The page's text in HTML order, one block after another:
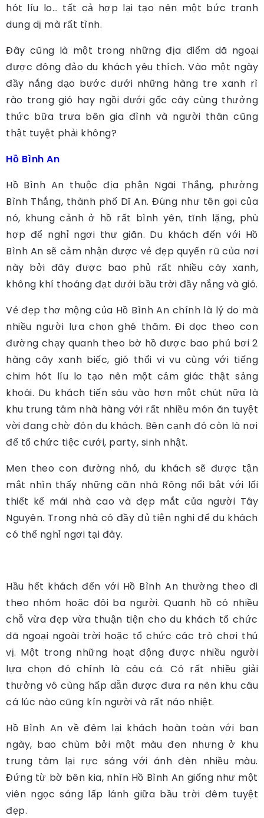
hót líu lo… tất cả hợp lại tạo nên một bức tranh
dung dị mà rất tình.
Đây cũng là một trong những địa điểm dã ngoại
được đông đảo du khách yêu thích. Vào một ngày
đầy nắng dạo bước dưới những hàng tre xanh rì
rào trong gió hay ngồi dưới gốc cây cùng thưởng
thức bữa trưa bên gia đình và người thân cũng
thật tuyệt phải không?
Hồ Bình An
Hồ Bình An thuộc địa phận Ngãi Thắng, phường
Bình Thắng, thành phố Dĩ An. Đúng như tên gọi của
nó, khung cảnh ở hồ rất bình yên, tĩnh lặng, phù
hợp để nghỉ ngơi thư giãn. Du khách đến với Hồ
Bình An sẽ cảm nhận được vẻ đẹp quyến rũ của nơi
này bởi đây được bao phủ rất nhiều cây xanh,
không khí thoáng đạt dưới bầu trời đầy nắng và gió.
Vẻ đẹp thơ mộng của Hồ Bình An chính là lý do mà
nhiều người lựa chọn ghé thăm. Đi dọc theo con
đường chạy quanh theo bờ hồ được bao phủ bơi 2
hàng cây xanh biếc, gió thổi vi vu cùng với tiếng
chim hót líu lo tạo nên một cảm giác thật sảng
khoái. Du khách tiến sâu vào hơn một chút nữa là
khu trung tâm nhà hàng với rất nhiều món ăn tuyệt
vời đang chờ đón du khách. Bên cạnh đó còn là nơi
để tổ chức tiệc cưới, party, sinh nhật.
Men theo con đường nhỏ, du khách sẽ được tận
mắt nhìn thấy những căn nhà Rông nổi bật với lối
thiết kế mái nhà cao và đẹp mắt của người Tây
Nguyên. Trong nhà có đầy đủ tiện nghi để du khách
có thể nghỉ ngơi tại đây.
Hầu hết khách đến với Hồ Bình An thường theo đi
theo nhóm hoặc đôi ba người. Quanh hồ có nhiều
chỗ vừa đẹp vừa thuận tiện cho du khách tổ chức
dã ngoại ngoài trời hoặc tổ chức các trò chơi thú
vị. Một trong những hoạt động được nhiều người
lựa chọn đó chính là câu cá. Có rất nhiều giải
thưởng vô cùng hấp dẫn được đưa ra nên khu câu
cá lúc nào cũng kín người và rất náo nhiệt.
Hồ Bình An về đêm lại khách hoàn toàn với ban
ngày, bao chùm bởi một màu đen nhưng ở khu
trung tâm lại rực sáng với ánh đèn nhiều màu.
Đứng từ bờ bên kia, nhìn Hồ Bình An giống như một
viên ngọc sáng lấp lánh giữa bầu trời đêm tuyệt
đẹp.